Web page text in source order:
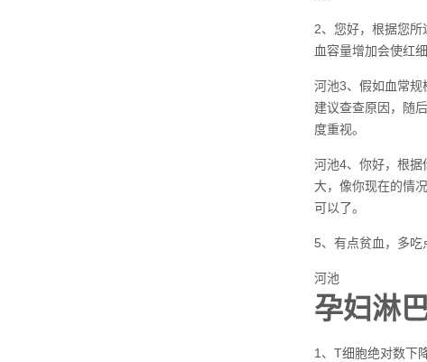
2、您好，根据您
血容量增加会使红
河池3、假如血常规
建议查查原因，随
度重视。
河池4、你好，根
大，像你现在的情
可以了。
5、有点贫血，多吃
河池
孕妇淋
1、T细胞绝对数下